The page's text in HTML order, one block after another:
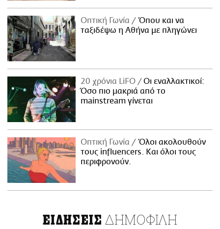
Οπτική Γωνία
Όπου και να
ταξιδέψω η Αθήνα με πληγώνει
20 χρόνια LiFO
Οι εναλλακτικοί:
Όσο πιο μακριά από το
mainstream γίνεται
Οπτική Γωνία
Όλοι ακολουθούν
τους influencers. Και όλοι τους
περιφρονούν.
ΕΙΔΗΣΕΙΣ ΔΗΜΟΦΙΛΗ